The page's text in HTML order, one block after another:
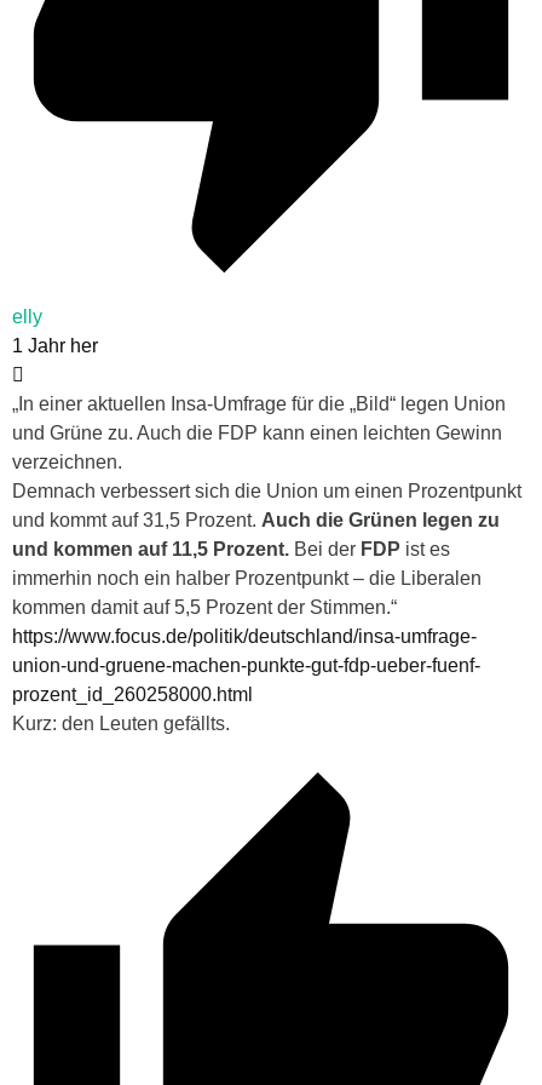
elly
1 Jahr her
„In einer aktuellen Insa-Umfrage für die „Bild“ legen Union
und Grüne zu. Auch die FDP kann einen leichten Gewinn
verzeichnen.
Demnach verbessert sich die Union um einen Prozentpunkt
und kommt auf 31,5 Prozent. Auch die Grünen legen zu
und kommen auf 11,5 Prozent. Bei der FDP ist es
immerhin noch ein halber Prozentpunkt – die Liberalen
kommen damit auf 5,5 Prozent der Stimmen.“
https://www.focus.de/politik/deutschland/insa-umfrage-
union-und-gruene-machen-punkte-gut-fdp-ueber-fuenf-
prozent_id_260258000.html
Kurz: den Leuten gefällts.